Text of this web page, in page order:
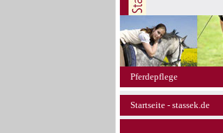
Pferdepflege
Startseite - stassek.de